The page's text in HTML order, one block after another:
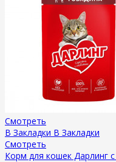
Смотреть
В Закладки В Закладки
Смотреть
Корм для кошек Дарлинг